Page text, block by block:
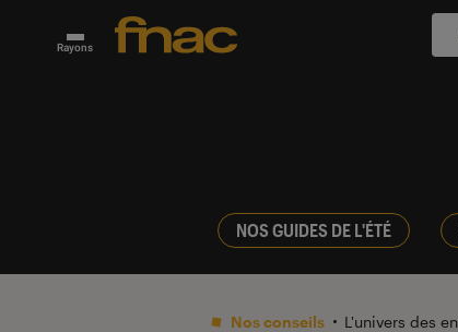
Rayons
NOS GUIDES DE L'ÉTÉ
Nos conseils L'univers des